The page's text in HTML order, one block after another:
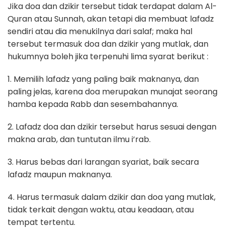
Jika doa dan dzikir tersebut tidak terdapat dalam Al-
Quran atau Sunnah, akan tetapi dia membuat lafadz
sendiri atau dia menukilnya dari salaf; maka hal
tersebut termasuk doa dan dzikir yang mutlak, dan
hukumnya boleh jika terpenuhi lima syarat berikut :
1. Memilih lafadz yang paling baik maknanya, dan
paling jelas, karena doa merupakan munajat seorang
hamba kepada Rabb dan sesembahannya.
2. Lafadz doa dan dzikir tersebut harus sesuai dengan
makna arab, dan tuntutan ilmu i’rab.
3. Harus bebas dari larangan syariat, baik secara
lafadz maupun maknanya.
4. Harus termasuk dalam dzikir dan doa yang mutlak,
tidak terkait dengan waktu, atau keadaan, atau
tempat tertentu.